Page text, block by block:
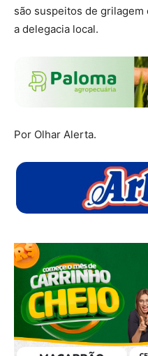
são suspeitos de grilagem
a delegacia local.
Por Olhar Alerta.